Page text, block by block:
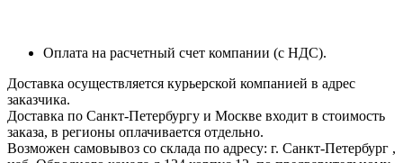
Оплата на расчетный счет компании (с НДС).
Доставка осуществляется курьерской компанией в адрес
заказчика.
Доставка по Санкт-Петербургу и Москве входит в стоимость
заказа, в регионы оплачивается отдельно.
Возможен самовывоз со склада по адресу: г. Санкт-Петербург ,